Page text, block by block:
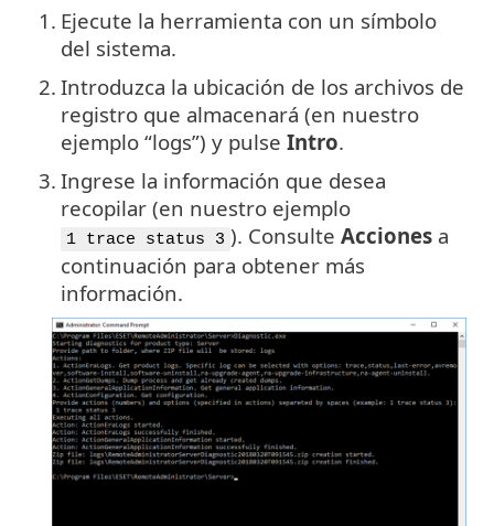
1. Ejecute la herramienta con un símbolo
del sistema.
2. Introduzca la ubicación de los archivos de
registro que almacenará (en nuestro
ejemplo “logs”) y pulse Intro.
3. Ingrese la información que desea
recopilar (en nuestro ejemplo
1 trace status 3 ). Consulte Acciones a
continuación para obtener más
información.